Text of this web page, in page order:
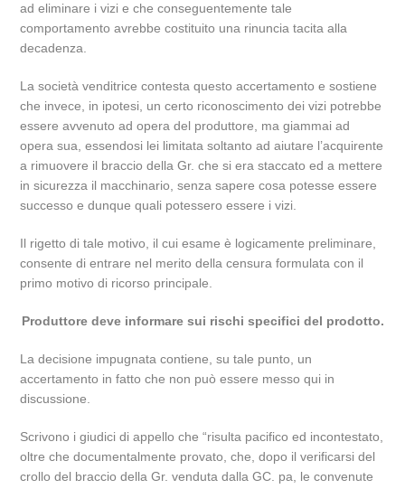
ad eliminare i vizi e che conseguentemente tale
comportamento avrebbe costituito una rinuncia tacita alla
decadenza.
La società venditrice contesta questo accertamento e sostiene
che invece, in ipotesi, un certo riconoscimento dei vizi potrebbe
essere avvenuto ad opera del produttore, ma giammai ad
opera sua, essendosi lei limitata soltanto ad aiutare l’acquirente
a rimuovere il braccio della Gr. che si era staccato ed a mettere
in sicurezza il macchinario, senza sapere cosa potesse essere
successo e dunque quali potessero essere i vizi.
Il rigetto di tale motivo, il cui esame è logicamente preliminare,
consente di entrare nel merito della censura formulata con il
primo motivo di ricorso principale.
Produttore deve informare sui rischi specifici del prodotto.
La decisione impugnata contiene, su tale punto, un
accertamento in fatto che non può essere messo qui in
discussione.
Scrivono i giudici di appello che “risulta pacifico ed incontestato,
oltre che documentalmente provato, che, dopo il verificarsi del
crollo del braccio della Gr. venduta dalla GC. pa, le convenute